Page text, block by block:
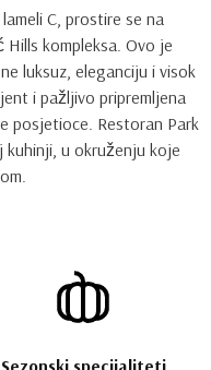
C, prostire se na
kompleksa. Ovo je
luksuz, eleganciju i visok
i pažljivo pripremljena
posjetioce. Restoran Park
kuhinji, u okruženju koje